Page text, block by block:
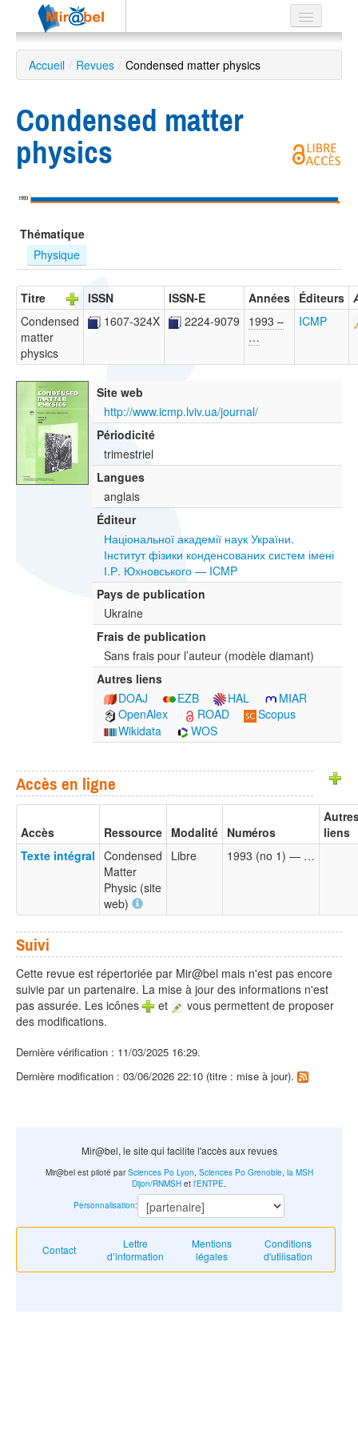
Le réseau
Soutien
Recherche
EN
ES
?
Accueil / Revues / Condensed matter physics
Condensed matter
physics
1993
Thématique
Physique
Titre ISSN ISSN-E Années Éditeurs
Condensed
matter
physics
1607-324X 2224-9079
1993 –
…
ICMP
Site web
http://www.icmp.lviv.ua/journal/
Périodicité
trimestriel
Langues
anglais
Éditeur
Національної академії наук України.
Інститут фізики конденсованих систем імені
І.Р. Юхновського — ICMP
Pays de publication
Ukraine
Frais de publication
Sans frais pour l’auteur (modèle diamant)
Autres liens
DOAJ
EZB HAL
MIAR
OpenAlex
ROAD
Scopus
Wikidata
WOS
Accès en ligne
Accès Ressource Modalité Numéros
liens
Texte intégral Condensed
Matter
Physic (site
web)
Libre 1993 (no 1) — …
Suivi
Cette revue est répertoriée par Mir@bel mais n'est pas encore
suivie par un partenaire. La mise à jour des informations n'est
pas assurée. Les icônes
et
vous permettent de proposer
des modifications.
Dernière vérification : 11/03/2025 16:29.
Dernière modification : 03/06/2026 22:10 (titre : mise à jour).
Mir@bel, le site qui facilite l'accès aux revues
Contact
Lettre
d’information
Mentions
légales
Conditions
d'utilisation
Mir@bel est piloté parSciences Po Lyon, Sciences Po Grenoble, la MSH
Dijon/RNMSH et l'ENTPE.
Personnalisation: